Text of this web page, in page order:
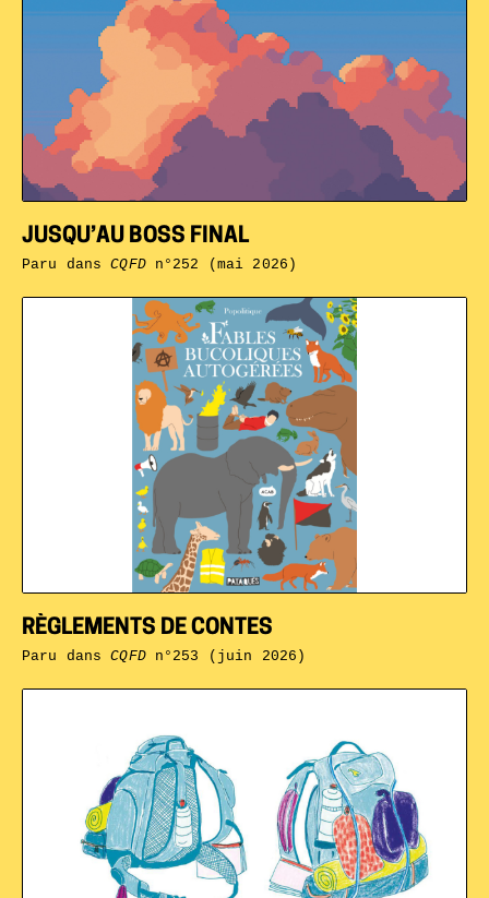
RÈGLEMENTS DE CONTES
Paru dansCQFDn°253 (juin 2026)
JUSQU’AU BOSS FINAL
Paru dansCQFDn°252 (mai 2026)